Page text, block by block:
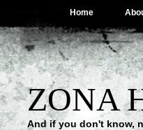
Home
ZONA
And if you don't know,